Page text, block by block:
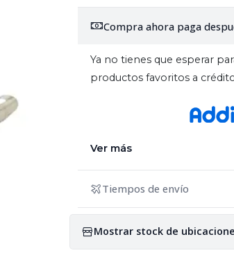
Compra ahora paga
Ya no tienes que esperar
productos favoritos a
Ver más
Tiempos de envío
Mostrar stock de